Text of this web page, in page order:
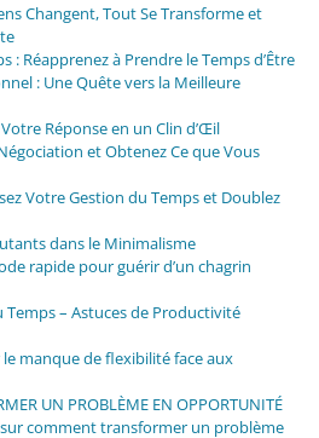
Changent, Tout Se Transforme et
: Réapprenez à Prendre le Temps d’Être
: Une Quête vers la Meilleure
Réponse en un Clin d’Œil
et Obtenez Ce que Vous
Votre Gestion du Temps et Doublez
dans le Minimalisme
rapide pour guérir d’un chagrin
– Astuces de Productivité
manque de flexibilité face aux
UN PROBLÈME EN OPPORTUNITÉ
comment transformer un problème